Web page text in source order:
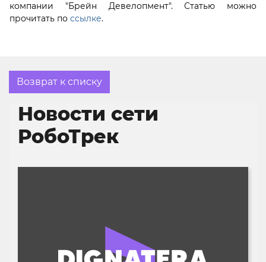
компании "Брейн Девелопмент". Статью можно
прочитать по ссылке.
Возврат к списку
Новости сети
РобоТрек